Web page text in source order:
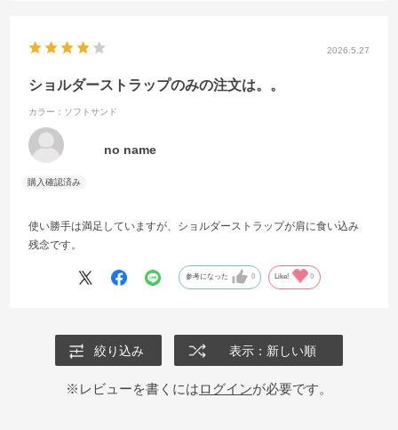
2026.5.27
ショルダーストラップのみの注文は。。
カラー：ソフトサンド
no name
使い勝手は満足していますが、ショルダーストラップが肩に食い込み
残念です。
参考になった 0 Like! 0
絞り込み 表示：新しい順
※レビューを書くにはログインが必要です。